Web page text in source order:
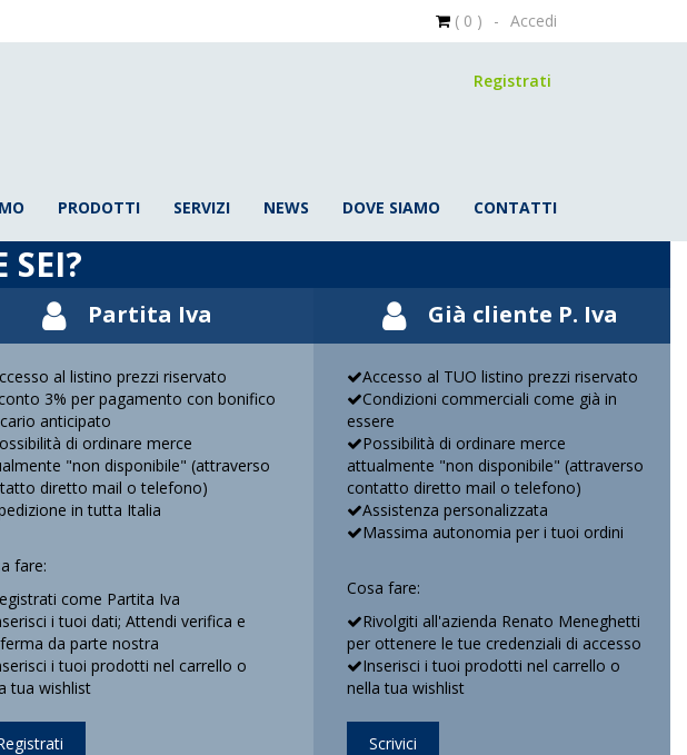
( 0 ) - Accedi
Registrati
PRODOTTI SERVIZI NEWS DOVE SIAMO CONTATTI
SEI?
Partita Iva
al listino prezzi riservato
3% per pagamento con bonifico
anticipato
di ordinare merce
"non disponibile" (attraverso
diretto mail o telefono)
in tutta Italia
fare:
come Partita Iva
i tuoi dati; Attendi verifica e
da parte nostra
i tuoi prodotti nel carrello o
tua wishlist
Già cliente P. Iva
Accesso al TUO listino prezzi riservato
Condizioni commerciali come già in
essere
Possibilità di ordinare merce
attualmente "non disponibile" (attraverso
contatto diretto mail o telefono)
Assistenza personalizzata
Massima autonomia per i tuoi ordini
Cosa fare:
Rivolgiti all'azienda Renato Meneghetti
per ottenere le tue credenziali di accesso
Inserisci i tuoi prodotti nel carrello o
nella tua wishlist
Scrivici